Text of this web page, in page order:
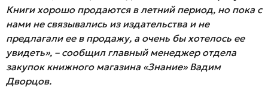
Книги хорошо продаются в летний период, но пока с
нами не связывались из издательства и не
предлагали ее в продажу, а очень бы хотелось ее
увидеть», – сообщил главный менеджер отдела
закупок книжного магазина «Знание» Вадим
Дворцов.